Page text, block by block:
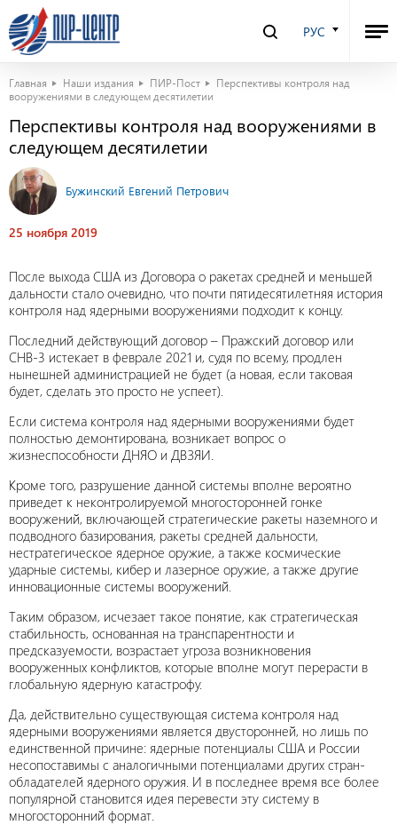
РУС
Главная Наши издания ПИР-Пост
Перспективы контроля над
вооружениями в следующем десятилетии
Перспективы контроля над вооружениями в
следующем десятилетии
Бужинский Евгений Петрович
25 ноября 2019
После выхода США из Договора о ракетах средней и меньшей
дальности стало очевидно, что почти пятидесятилетняя история
контроля над ядерными вооружениями подходит к концу.
Последний действующий договор – Пражский договор или
СНВ-3 истекает в феврале 2021 и, судя по всему, продлен
нынешней администрацией не будет (а новая, если таковая
будет, сделать это просто не успеет).
Если система контроля над ядерными вооружениями будет
полностью демонтирована, возникает вопрос о
жизнеспособности ДНЯО и ДВЗЯИ.
Кроме того, разрушение данной системы вполне вероятно
приведет к неконтролируемой многосторонней гонке
вооружений, включающей стратегические ракеты наземного и
подводного базирования, ракеты средней дальности,
нестратегическое ядерное оружие, а также космические
ударные системы, кибер и лазерное оружие, а также другие
инновационные системы вооружений.
Таким образом, исчезает такое понятие, как стратегическая
стабильность, основанная на транспарентности и
предсказуемости, возрастает угроза возникновения
вооруженных конфликтов, которые вполне могут перерасти в
глобальную ядерную катастрофу.
Да, действительно существующая система контроля над
ядерными вооружениями является двусторонней, но лишь по
единственной причине: ядерные потенциалы США и России
несопоставимы с аналогичными потенциалами других стран-
обладателей ядерного оружия. И в последнее время все более
популярной становится идея перевести эту систему в
многосторонний формат.